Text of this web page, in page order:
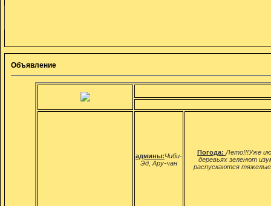
Объявление
админы:Чиби-
Эд, Ару-чан
Погода: Лето!!!Уже
деревьях зеленют
распускаются